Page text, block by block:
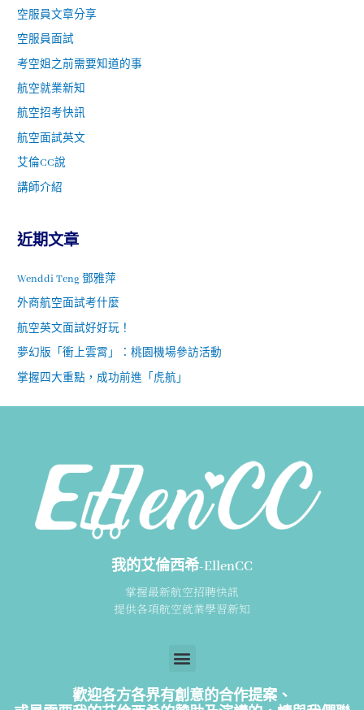
空服員文章分享
空服員面試
考空姐之前需要知道的事
航空就業新知
航空招考快訊
航空面試英文
艾倫CC說
講師介紹
近期文章
Wenddi Teng 鄧雅萍
外商航空面試考什麼
航空英文面試好好玩！
夢幻版「衝上雲霄」：桃園機場參訪活動
掌握四大重點，成功前進「虎航」
我的艾倫西希-EllenCC
掌握最新航空招聘快訊
提供各項航空就業學習新知
歡迎各方各界有創意的合作提案、